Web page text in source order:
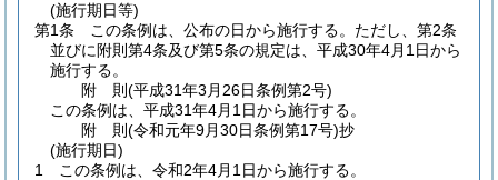
(施行期日等)
第1条
この条例は、公布の日から施行する。 ただし、第2条
並びに附則第4条及び第5条の規定は、平成30年4月1日から
施行する。
附 則(平成31年3月26日条例第2号)
この条例は、平成31年4月1日から施行する。
附 則(令和元年9月30日条例第17号)抄
(施行期日)
1
この条例は、令和2年4月1日から施行する。